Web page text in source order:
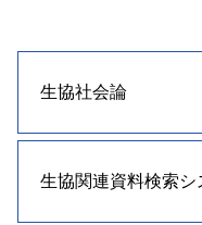
生協社会論
生協関連資料検索シ